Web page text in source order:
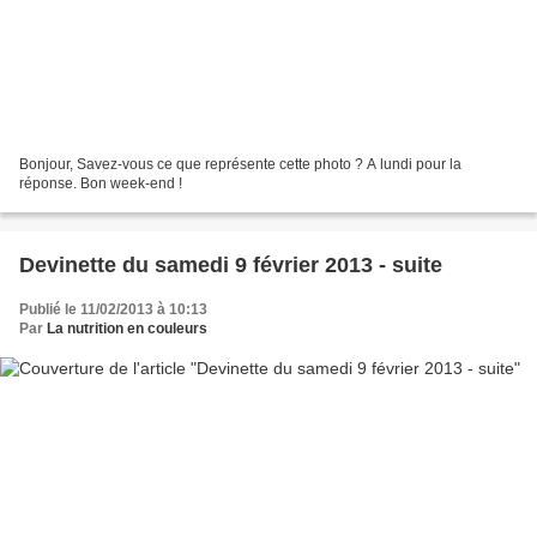
Bonjour, Savez-vous ce que représente cette photo ? A lundi pour la
réponse. Bon week-end !
Devinette du samedi 9 février 2013 - suite
Publié le 11/02/2013 à 10:13
Par La nutrition en couleurs